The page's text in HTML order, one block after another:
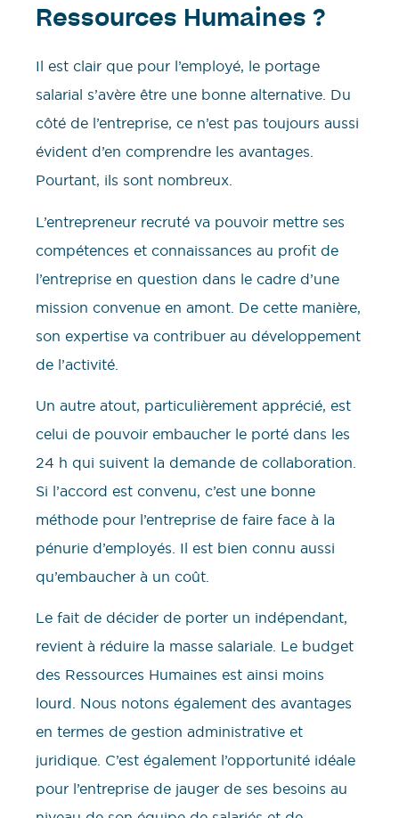
Ressources Humaines ?
Il est clair que pour l’employé, le portage
salarial s’avère être une bonne alternative. Du
côté de l’entreprise, ce n’est pas toujours aussi
évident d’en comprendre les avantages.
Pourtant, ils sont nombreux.
L’entrepreneur recruté va pouvoir mettre ses
compétences et connaissances au profit de
l’entreprise en question dans le cadre d’une
mission convenue en amont. De cette manière,
son expertise va contribuer au développement
de l’activité.
Un autre atout, particulièrement apprécié, est
celui de pouvoir embaucher le porté dans les
24 h qui suivent la demande de collaboration.
Si l’accord est convenu, c’est une bonne
méthode pour l’entreprise de faire face à la
pénurie d’employés. Il est bien connu aussi
qu’embaucher à un coût.
Le fait de décider de porter un indépendant,
revient à réduire la masse salariale. Le budget
des Ressources Humaines est ainsi moins
lourd. Nous notons également des avantages
en termes de gestion administrative et
juridique. C’est également l’opportunité idéale
pour l’entreprise de jauger de ses besoins au